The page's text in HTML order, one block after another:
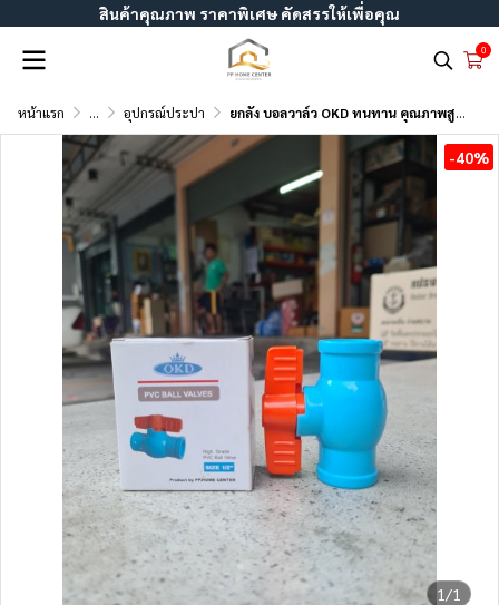
สินค้าคุณภาพ ราคาพิเศษ คัดสรรให้เพื่อคุณ
0
หน้าแรก ... อุปกรณ์ประปา ยกลัง บอลวาล์ว OKD ทนทาน คุณภาพสูง ผลิตจากวัสดุ PVC
1/1
-40%